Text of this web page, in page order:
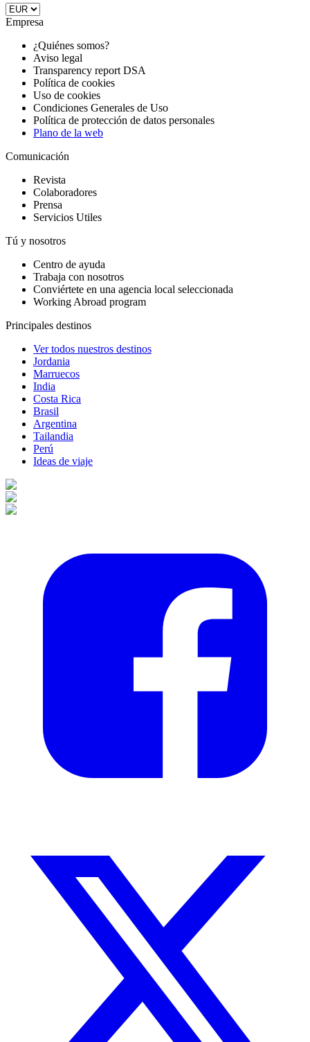
Empresa
¿Quiénes somos?
Aviso legal
Transparency report DSA
Política de cookies
Uso de cookies
Condiciones Generales de Uso
Política de protección de datos personales
Plano de la web
Comunicación
Revista
Colaboradores
Prensa
Servicios Utiles
Tú y nosotros
Centro de ayuda
Trabaja con nosotros
Conviértete en una agencia local seleccionada
Working Abroad program
Principales destinos
Ver todos nuestros destinos
Jordania
Marruecos
India
Costa Rica
Brasil
Argentina
Tailandia
Perú
Ideas de viaje